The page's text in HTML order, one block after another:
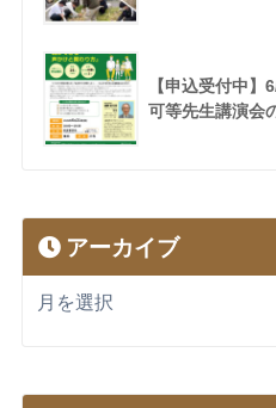
【申込受付中
可等先生講演会
アーカイブ